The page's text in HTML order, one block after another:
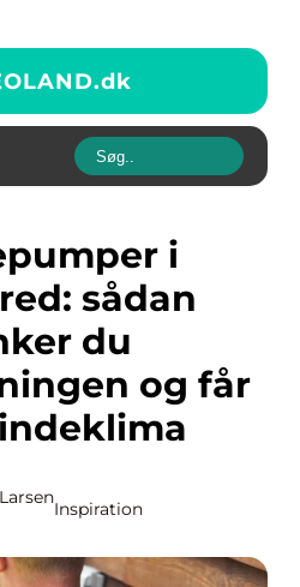
dk
sådan
du
og får
Inspiration